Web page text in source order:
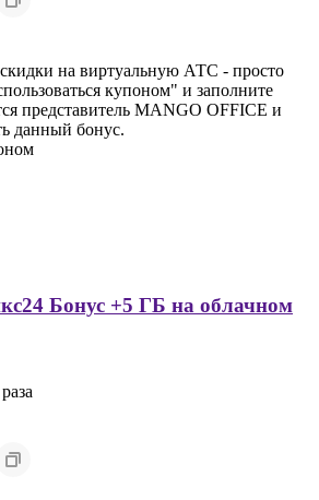
на виртуальную АТС - просто
купоном" и заполните
представитель MANGO OFFICE и
данный бонус.
Бонус +5 ГБ на облачном
раза